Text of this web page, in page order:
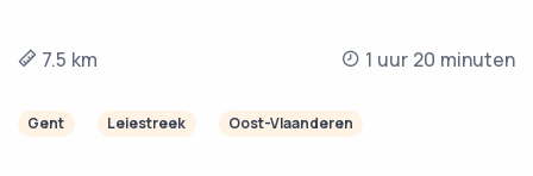
7.5 km 1 uur 20 minuten
Gent Leiestreek Oost-Vlaanderen